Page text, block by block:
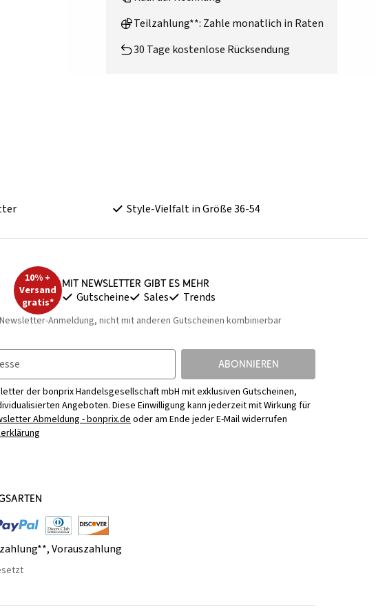
Teilzahlung**: Zahle monatlich in Raten
30 Tage kostenlose Rücksendung
Style-Vielfalt in Größe 36-54
10% +
Versand
gratis*
Mit Newsletter gibt es mehr
Gutscheine Sales Trends
Anmeldung, nicht mit anderen Gutscheinen kombinierbar
ABONNIEREN
der bonprix Handelsgesellschaft mbH mit exklusiven Gutscheinen,
Angeboten. Diese Einwilligung kann jederzeit mit Wirkung für
Abmeldung - bonprix.deoder am Ende jeder E-Mail widerrufen
,Vorauszahlung